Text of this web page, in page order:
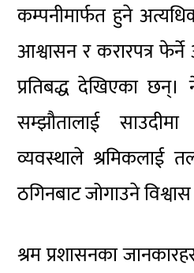
कम्पनीमार्फत हुने
आश्वासन र करारपत्र
प्रतिबद्ध देखिएका
सम्झौतालाई
व्यवस्थाले श्रमिकलाई
ठगिनबाट जोगाउने
श्रम प्रशासनका